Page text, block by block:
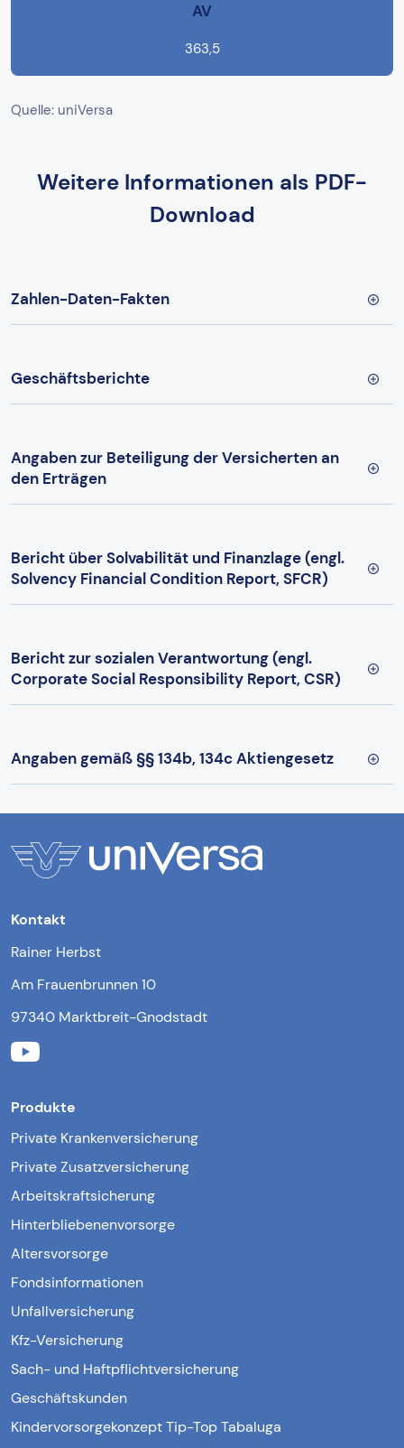
AV
363,5
Quelle: uniVersa
Weitere Informationen als PDF-
Download
Zahlen-Daten-Fakten
Geschäftsberichte
Angaben zur Beteiligung der Versicherten an
den Erträgen
Bericht über Solvabilität und Finanzlage (engl.
Solvency Financial Condition Report, SFCR)
Bericht zur sozialen Verantwortung (engl.
Corporate Social Responsibility Report, CSR)
Angaben gemäß §§ 134b, 134c Aktiengesetz
Kontakt
Rainer Herbst
Am Frauenbrunnen 10
97340 Marktbreit-Gnodstadt
Produkte
Private Krankenversicherung
Private Zusatzversicherung
Arbeitskraftsicherung
Hinterbliebenenvorsorge
Altersvorsorge
Fondsinformationen
Unfallversicherung
Kfz-Versicherung
Sach- und Haftpflichtversicherung
Geschäftskunden
Kindervorsorgekonzept Tip-Top Tabaluga